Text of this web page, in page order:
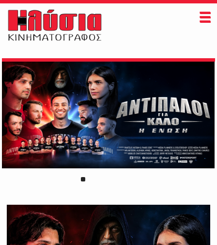
ΗΛΥΣΙΑ
ΠAIZONTAI ΤΩΡΑ
ΠΡΟΣΕΧΩΣ
ΕΚΔΗΛΩΣΕΙΣ
ΠΛΗΡΟΦΟΡΙΕΣ